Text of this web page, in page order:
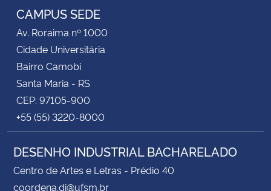
CAMPUS SEDE
Av. Roraima nº 1000
Cidade Universitária
Bairro Camobi
Santa Maria - RS
CEP: 97105-900
+55 (55) 3220-8000
DESENHO INDUSTRIAL BACHARELADO
Centro de Artes e Letras - Prédio 40
coordena.di@ufsm.br